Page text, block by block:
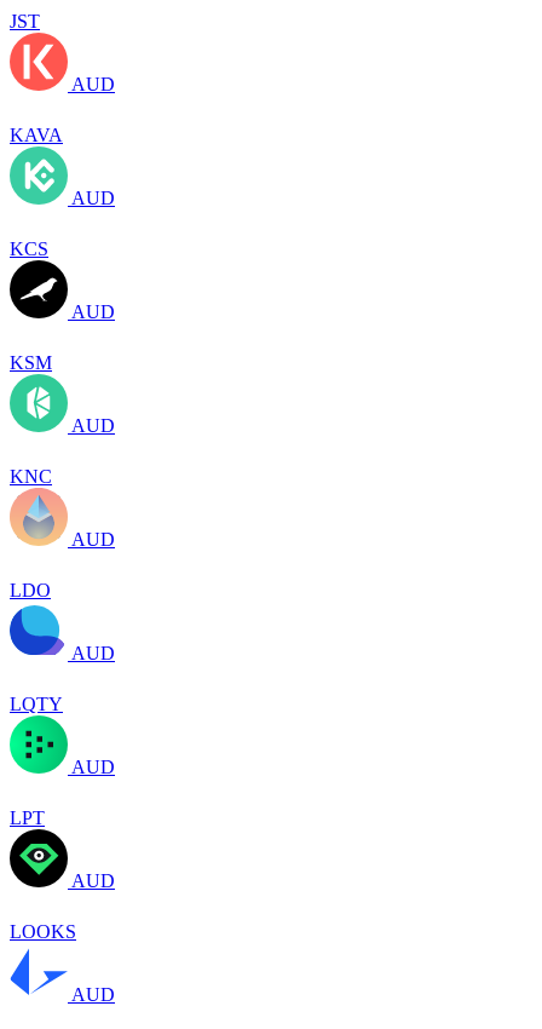
JST
AUD
KAVA
AUD
KCS
AUD
KSM
AUD
KNC
AUD
LDO
AUD
LQTY
AUD
LPT
AUD
LOOKS
AUD